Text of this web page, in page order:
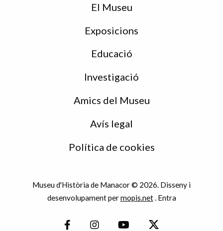
El Museu
Exposicions
Educació
Investigació
Amics del Museu
Avís legal
Política de cookies
Museu d'Història de Manacor © 2026. Disseny i
desenvolupament permopis.net. Entra